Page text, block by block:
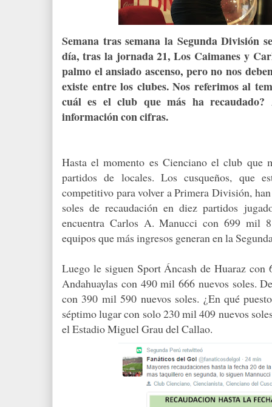
Semana tras semana la Segunda División
día, tras la jornada 21, Los Caimanes y
palmo el ansiado ascenso, pero no nos
existe entre los clubes. Nos referimos al
cuál es el club que más ha recaudado?
información con cifras.
Hasta el momento es Cienciano el club que
partidos de locales. Los cusqueños, que
competitivo para volver a Primera División,
soles de recaudación en diez partidos
encuentra Carlos A. Manucci con 699 mil
equipos que más ingresos generan en la
Luego le siguen Sport Áncash de Huaraz con
Andahuaylas con 490 mil 666 nuevos soles.
con 390 mil 590 nuevos soles. ¿En qué
séptimo lugar con solo 230 mil 409 nuevos
el Estadio Miguel Grau del Callao.